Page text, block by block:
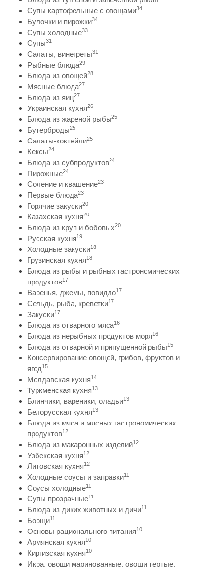
Супы картофельные с овощами34
Булочки и пирожки34
Супы холодные33
Супы31
Салаты, винегреты31
Рыбные блюда29
Блюда из овощей28
Мясные блюда27
Блюда из яиц27
Украинская кухня26
Блюда из жареной рыбы25
Бутерброды25
Салаты-коктейли25
Кексы24
Блюда из субпродуктов24
Пирожные24
Соление и квашение23
Первые блюда23
Горячие закуски20
Казахская кухня20
Блюда из круп и бобовых20
Русская кухня19
Холодные закуски18
Грузинская кухня18
Блюда из рыбы и рыбных гастрономических
продуктов17
Варенья, джемы, повидло17
Сельдь, рыба, креветки17
Закуски17
Блюда из отварного мяса16
Блюда из нерыбных продуктов моря16
Блюда из отварной и припущенной рыбы15
Консервирование овощей, грибов, фруктов и
ягод15
Молдавская кухня14
Туркменская кухня13
Блинчики, вареники, оладьи13
Белорусская кухня13
Блюда из мяса и мясных гастрономических
продуктов12
Блюда из макаронных изделий12
Узбекская кухня12
Литовская кухня12
Холодные соусы и заправки11
Соусы холодные11
Супы прозрачные11
Блюда из диких животных и дичи11
Борщи11
Основы рационального питания10
Армянская кухня10
Киргизская кухня10
Икра, овощи маринованные, овощи тертые,